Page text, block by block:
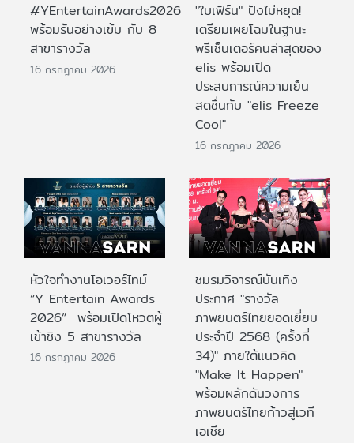
#YEntertainAwards2026
พร้อมรันอย่างเข้ม กับ 8
สาขารางวัล
16 กรกฎาคม 2026
"ใบเฟิร์น" ปังไม่หยุด!
เตรียมเผยโฉมในฐานะ
พรีเซ็นเตอร์คนล่าสุดของ
elis พร้อมเปิด
ประสบการณ์ความเย็น
สดชื่นกับ "elis Freeze
Cool"
16 กรกฎาคม 2026
หัวใจทำงานโอเวอร์ไทม์
“Y Entertain Awards
2026” พร้อมเปิดโหวตผู้
เข้าชิง 5 สาขารางวัล
16 กรกฎาคม 2026
ชมรมวิจารณ์บันเทิง
ประกาศ "รางวัล
ภาพยนตร์ไทยยอดเยี่ยม
ประจําปี 2568 (ครั้งที่
34)" ภายใต้แนวคิด
"Make It Happen"
พร้อมผลักดันวงการ
ภาพยนตร์ไทยก้าวสู่เวที
เอเชีย